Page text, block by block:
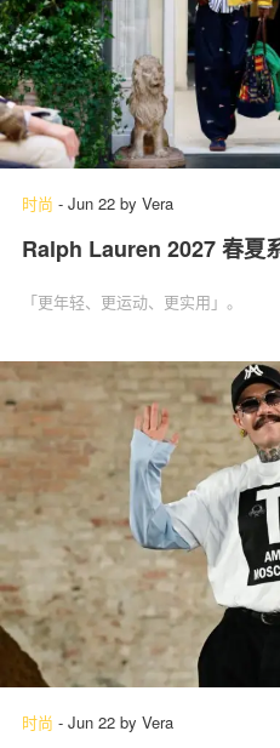
时尚 - Jun 22 by Vera
Ralph Lauren 2027 春夏
「更年轻、更运动、更实用」‌。
时尚 - Jun 22 by Vera